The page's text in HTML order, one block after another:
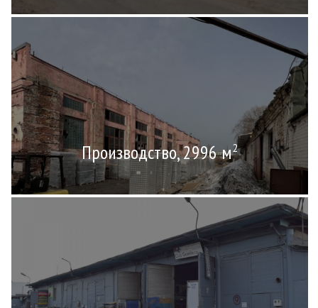
Производство, 2996 м2